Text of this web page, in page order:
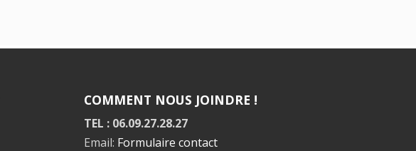
COMMENT NOUS JOINDRE !
TEL : 06.09.27.28.27
Email: Formulaire contact